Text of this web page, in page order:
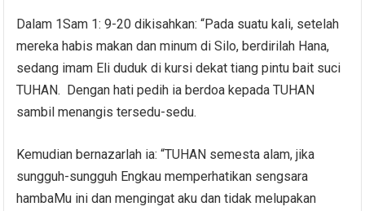
Dalam 1Sam 1: 9-20 dikisahkan: “Pada suatu kali, setelah
mereka habis makan dan minum di Silo, berdirilah Hana,
sedang imam Eli duduk di kursi dekat tiang pintu bait suci
TUHAN. Dengan hati pedih ia berdoa kepada TUHAN
sambil menangis tersedu-sedu.
Kemudian bernazarlah ia: “TUHAN semesta alam, jika
sungguh-sungguh Engkau memperhatikan sengsara
hambaMu ini dan mengingat aku dan tidak melupakan